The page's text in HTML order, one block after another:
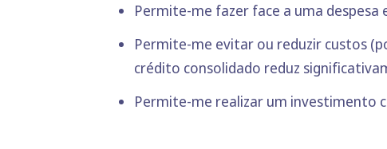
Permite-me fazer face a uma despesa
Permite-me evitar ou reduzir custos
crédito consolidado reduz
Permite-me realizar um investimento